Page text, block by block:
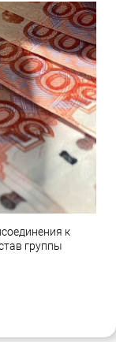
к
группы